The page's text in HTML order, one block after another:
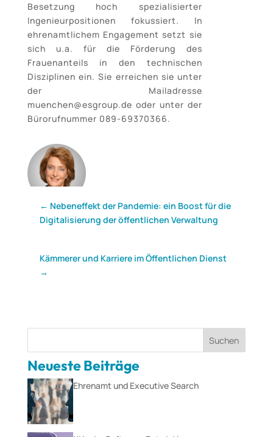
Besetzung hoch spezialisierter
Ingenieurpositionen fokussiert. In
ehrenamtlichem Engagement setzt sie
sich u.a. für die Förderung des
Frauenanteils in den technischen
Disziplinen ein. Sie erreichen sie unter
der Mailadresse
muenchen@esgroup.de oder unter der
Bürorufnummer 089-69370366.
← Nebeneffekt der Pandemie: ein Boost für die
Digitalisierung der öffentlichen Verwaltung
Kämmerer und Karriere im Öffentlichen Dienst
→
Suchen
Neueste Beiträge
Ehrenamt und Executive Search